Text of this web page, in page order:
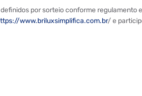
por sorteio conforme regulamento
www.briluxsimplifica.com.br/ e